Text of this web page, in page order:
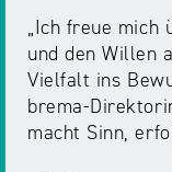
Partizipation
Roadshow
gegen
„Ich freue mich
und den Willen
Vielfalt ins
brema-
macht Sinn,